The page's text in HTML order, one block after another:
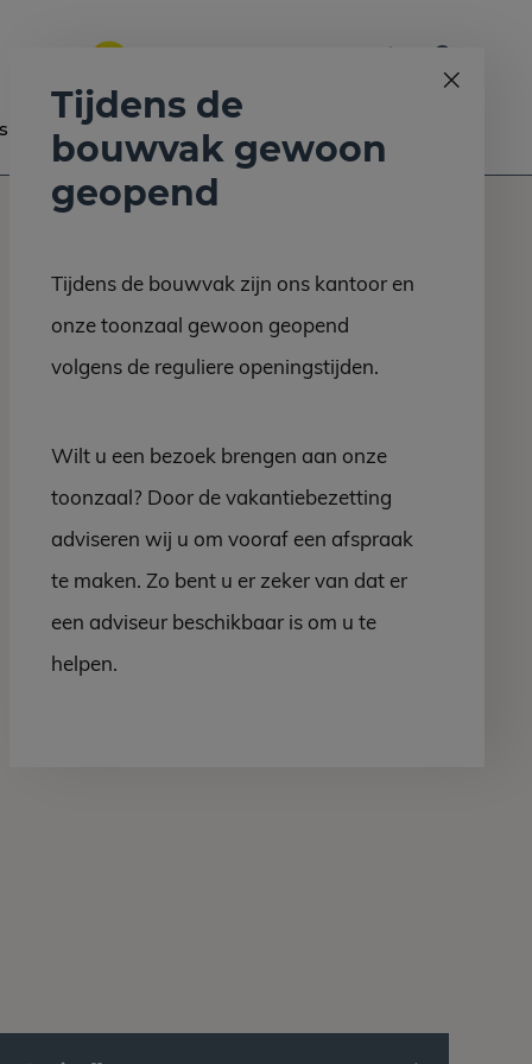
Nieuws
Tijdens de
bouwvak gewoon
geopend
Tijdens de bouwvak zijn ons kantoor en
onze toonzaal gewoon geopend
volgens de reguliere openingstijden.
Wilt u een bezoek brengen aan onze
toonzaal? Door de vakantiebezetting
adviseren wij u om vooraf een afspraak
te maken. Zo bent u er zeker van dat er
een adviseur beschikbaar is om u te
helpen.